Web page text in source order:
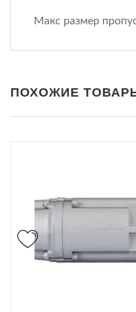
Макс размер
ПОХОЖИЕ